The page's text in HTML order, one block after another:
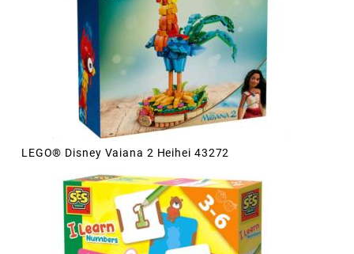
LEGO® Disney Vaiana 2 Heihei 43272